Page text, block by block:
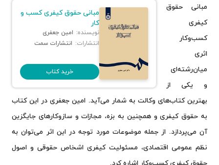
مبانی حقوق کیفری کسب و‌
کار
نویسنده: امین جعفری
انتشارات: انتشارات سمت
خرید کتاب
مبانی حقوق
کیفری
کسب‌و‌کار
اثری
میان‌رشته‌ای
و یکی از
بهترین کتاب‌های وکالت به شمار می‌آید. امین جعفری در این کتاب
به حقوق کیفری و همچنین به بزه، مجازات و سازوکارهای جایگزین
آن می‌پردازد. از جمله موضوعات مورد توجه در این اثر می‌توان به
نظم عمومی اقتصادی، مسئولیت کیفری اشخاص حقوقی و اصول